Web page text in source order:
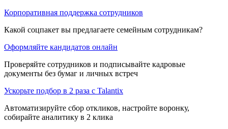
Корпоративная поддержка сотрудников
Какой соцпакет вы предлагаете семейным сотрудникам?
Оформляйте кандидатов онлайн
Проверяйте сотрудников и подписывайте кадровые
документы без бумаг и личных встреч
Ускорьте подбор в 2 раза с Talantix
Автоматизируйте сбор откликов, настройте воронку,
собирайте аналитику в 2 клика